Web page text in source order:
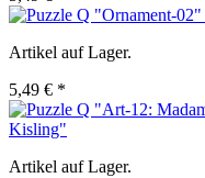
Artikel auf Lager.
5,49 € *
Kisling"
Artikel auf Lager.